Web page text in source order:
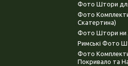
Фото Штори для
Фото
Скатертина)
Фото Штори ни
Римські Фото
Фото
Покривало та